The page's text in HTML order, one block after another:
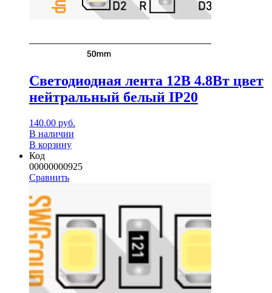
Светодиодная лента 12В 4.8Вт цвет
нейтральный белый IP20
140.00 руб.
В наличии
В корзину
Код
00000000925
Сравнить